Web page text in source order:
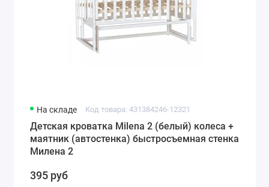
На складе Код товара: 431384246-12321
Детская кроватка Milena 2 (белый) колеса +
маятник (автостенка) быстросъемная стенка
Милена 2
395 руб